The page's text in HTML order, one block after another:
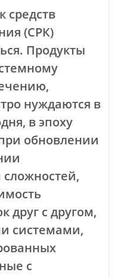
средств
(СРК)
Продукты
нуждаются в
в эпоху
обновлении
сложностей,
друг с другом,
системами,
с